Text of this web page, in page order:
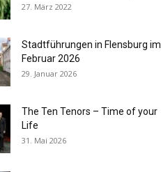
27. März 2022
Stadtführungen in Flensburg im
Februar 2026
29. Januar 2026
The Ten Tenors – Time of your
Life
31. Mai 2026